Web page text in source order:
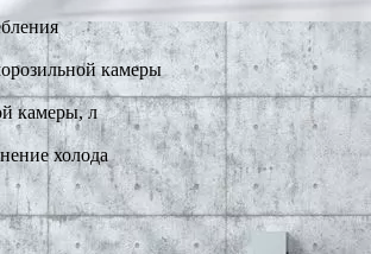
камеры
камеры, л
холода